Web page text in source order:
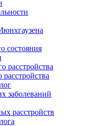
состояния
расстройства
заболеваний
расстройств